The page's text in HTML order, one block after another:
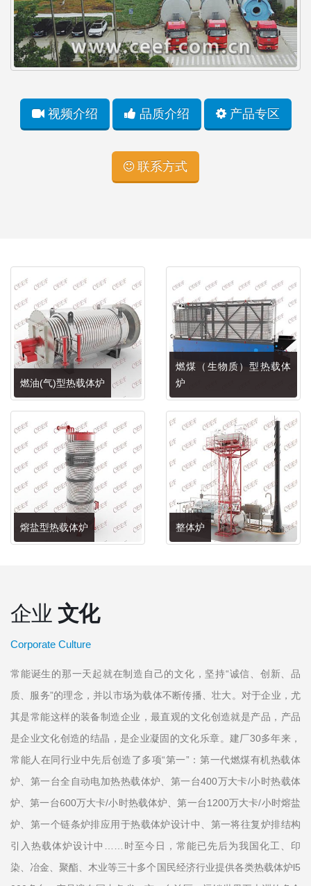
视频介绍 品质介绍 产品专区
联系方式
燃油(气)型热载体炉
燃煤（生物质）型热载体
炉
熔盐型热载体炉 整体炉
企业 文化
Corporate Culture
常能诞生的那一天起就在制造自己的文化，坚持“诚信、创新、品
质、服务”的理念，并以市场为载体不断传播、壮大。对于企业，尤
其是常能这样的装备制造企业，最直观的文化创造就是产品，产品
是企业文化创造的结晶，是企业凝固的文化乐章。建厂30多年来，
常能人在同行业中先后创造了多项“第一”：第一代燃煤有机热载体
炉、第一台全自动电加热热载体炉、第一台400万大卡/小时热载体
炉、第一台600万大卡/小时热载体炉、第一台1200万大卡/小时熔盐
炉、第一个链条炉排应用于热载体炉设计中、第一将往复炉排结构
引入热载体炉设计中……时至今日，常能已先后为我国化工、印
染、冶金、聚酯、木业等三十多个国民经济行业提供各类热载体炉l5